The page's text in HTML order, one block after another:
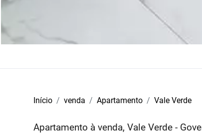
Início venda Apartamento Vale Verde
Apartamento à venda, Vale Verde -